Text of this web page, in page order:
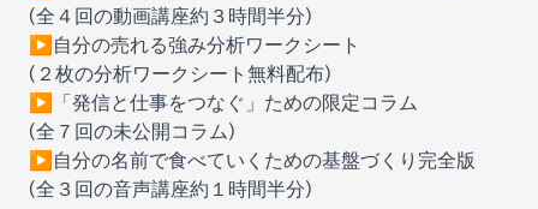
(全４回の動画講座約３時間半分)
▶︎自分の売れる強み分析ワークシート
(２枚の分析ワークシート無料配布)
▶︎「発信と仕事をつなぐ」ための限定コラム
(全７回の未公開コラム)
▶︎自分の名前で食べていくための基盤づくり完全版
(全３回の音声講座約１時間半分)